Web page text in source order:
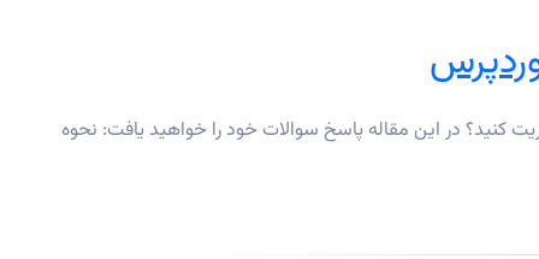
کنید؟ در این مقاله پاسخ سوالات خود را خواهید یافت: نحوه